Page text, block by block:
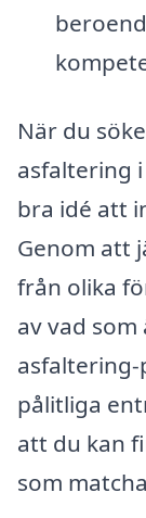
När du
asfaltering
bra idé att
Genom att
från olika
av vad
pålitliga
att du kan
som